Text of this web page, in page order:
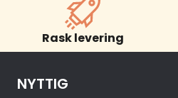
Rask levering
NYTTIG